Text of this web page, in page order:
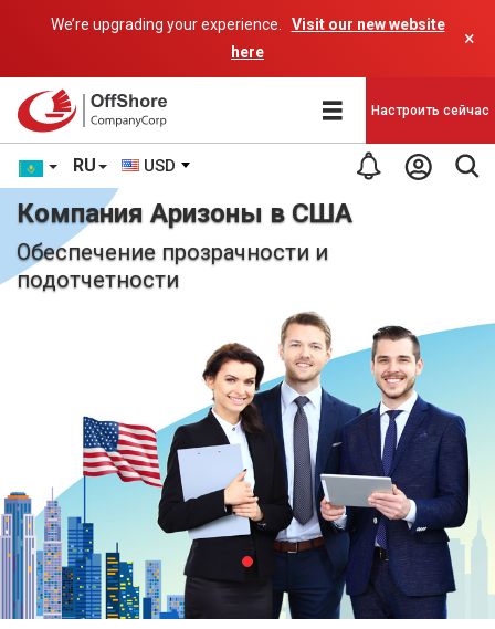
We’re upgrading your experience.
Visit our new website
here
×
RU USD
Настроить сейчас
Компания Аризоны в США
Обеспечение прозрачности и
подотчетности